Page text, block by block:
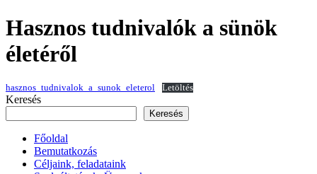
Hasznos tudnivalók a sünök
életéről
hasznos_tudnivalok_a_sunok_eleterol Letöltés
Keresés
Keresés
Főoldal
Bemutatkozás
Céljaink, feladataink